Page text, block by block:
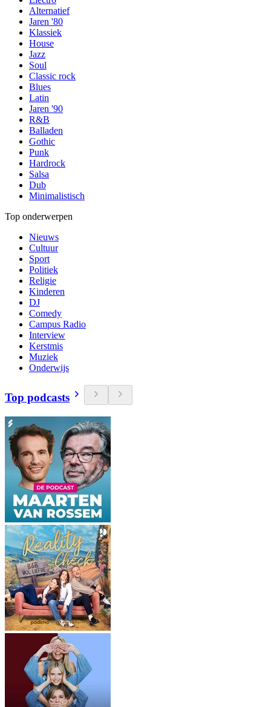
Alternatief
Jaren '80
Klassiek
House
Jazz
Soul
Classic rock
Blues
Latin
Jaren '90
R&B
Balladen
Gothic
Punk
Hardrock
Salsa
Dub
Minimalistisch
Top onderwerpen
Nieuws
Cultuur
Sport
Politiek
Religie
Kinderen
DJ
Comedy
Campus Radio
Interview
Kerstmis
Muziek
Onderwijs
Top podcasts